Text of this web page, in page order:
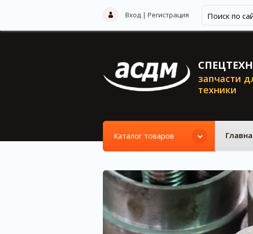
Вход | Регистрация
запчасти
техники
Каталог товаров